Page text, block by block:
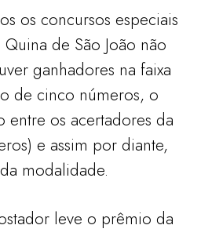
os concursos especiais
de São João não
ganhadores na faixa
de cinco números, o
os acertadores da
e assim por diante,
modalidade.
leve o prêmio da